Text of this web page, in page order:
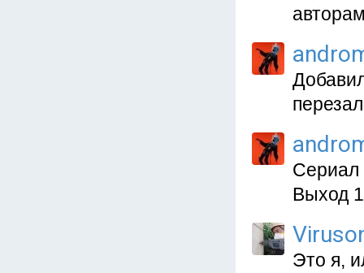
Сериал
Выход
Это я,